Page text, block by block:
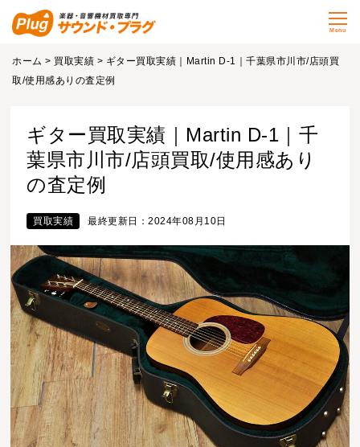
Menu
ホーム > 買取実績 > ギター買取実績｜Martin D-1｜千葉県市川市/店頭買
取/使用感ありの査定例
ギター買取実績｜Martin D-1｜千
葉県市川市/店頭買取/使用感あり
の査定例
買取実績 最終更新日：2024年08月10日